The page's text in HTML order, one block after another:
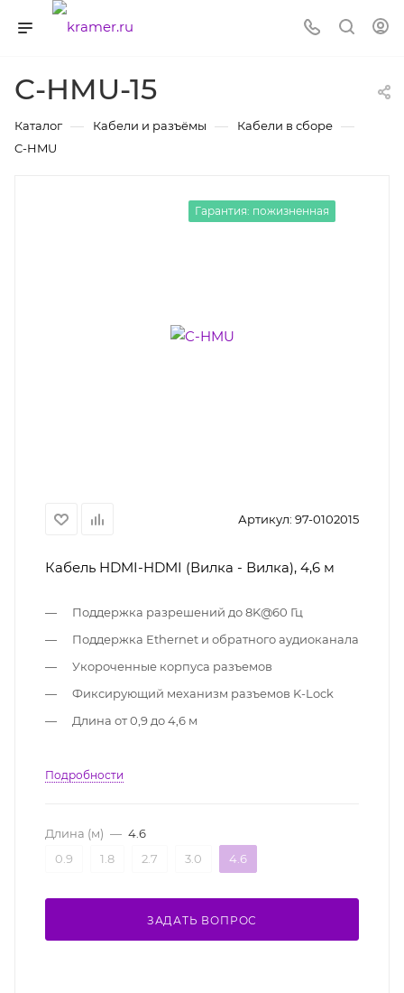
C-HMU-15
Каталог — Кабели и разъёмы — Кабели в сборе —
C-HMU
Гарантия: пожизненная
Артикул: 97-0102015
Кабель HDMI-HDMI (Вилка - Вилка), 4,6 м
Поддержка разрешений до 8K@60 Гц
Поддержка Ethernet и обратного аудиоканала
Укороченные корпуса разъемов
Фиксирующий механизм разъемов K-Lock
Длина от 0,9 до 4,6 м
Подробности
Длина (м) — 4.6
0.9
1.8 2.7 3.0 4.6
ЗАДАТЬ ВОПРОС